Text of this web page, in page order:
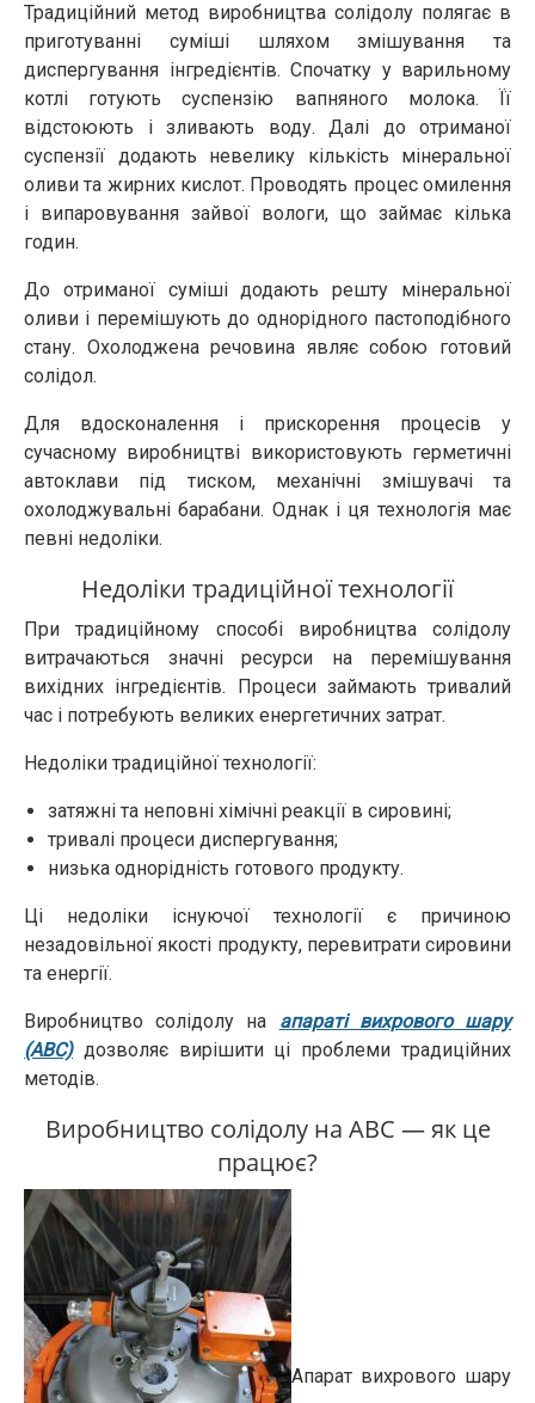
Традиційний метод виробництва солідолу полягає в
приготуванні суміші шляхом змішування та
диспергування інгредієнтів. Спочатку у варильному
котлі готують суспензію вапняного молока. Її
відстоюють і зливають воду. Далі до отриманої
суспензії додають невелику кількість мінеральної
оливи та жирних кислот. Проводять процес омилення
і випаровування зайвої вологи, що займає кілька
годин.
До отриманої суміші додають решту мінеральної
оливи і перемішують до однорідного пастоподібного
стану. Охолоджена речовина являє собою готовий
солідол.
Для вдосконалення і прискорення процесів у
сучасному виробництві використовують герметичні
автоклави під тиском, механічні змішувачі та
охолоджувальні барабани. Однак і ця технологія має
певні недоліки.
Недоліки традиційної технології
При традиційному способі виробництва солідолу
витрачаються значні ресурси на перемішування
вихідних інгредієнтів. Процеси займають тривалий
час і потребують великих енергетичних затрат.
Недоліки традиційної технології:
затяжні та неповні хімічні реакції в сировині;
тривалі процеси диспергування;
низька однорідність готового продукту.
Ці недоліки існуючої технології є причиною
незадовільної якості продукту, перевитрати сировини
та енергії.
Виробництво солідолу на апараті вихрового шару
(АВС)дозволяє вирішити ці проблеми традиційних
методів.
Виробництво солідолу на АВС — як це
працює?
Апарат вихрового шару